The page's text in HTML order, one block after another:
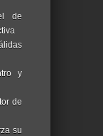
de
y
de
su